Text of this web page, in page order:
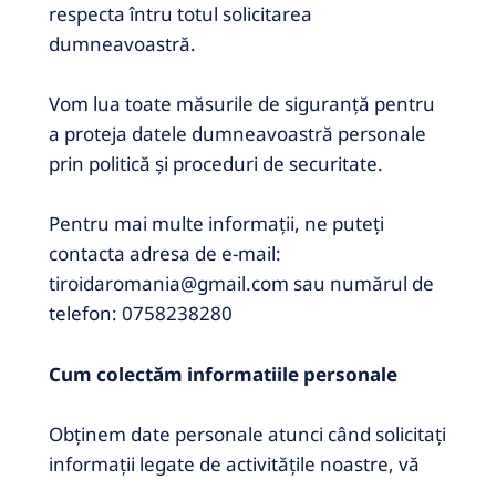
respecta întru totul solicitarea
dumneavoastră.
Vom lua toate măsurile de siguranță pentru
a proteja datele dumneavoastră personale
prin politică și proceduri de securitate.
Pentru mai multe informații, ne puteți
contacta adresa de e-mail:
tiroidaromania@gmail.com sau numărul de
telefon: 0758238280
Cum colectăm informatiile personale
Obţinem date personale atunci când solicitaţi
informaţii legate de activităţile noastre, vă